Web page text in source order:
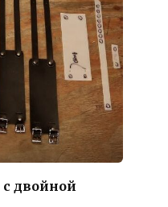
с двойной